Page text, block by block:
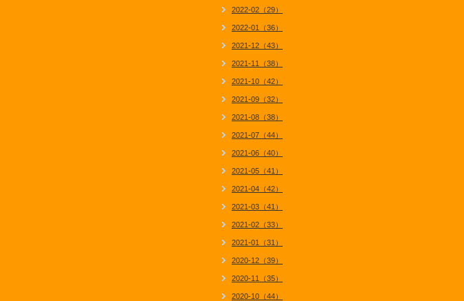
2022-02（29）
2022-01（36）
2021-12（43）
2021-11（38）
2021-10（42）
2021-09（32）
2021-08（38）
2021-07（44）
2021-06（40）
2021-05（41）
2021-04（42）
2021-03（41）
2021-02（33）
2021-01（31）
2020-12（39）
2020-11（35）
2020-10（44）